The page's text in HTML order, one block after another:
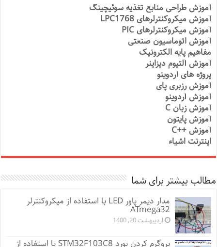
آموزش طراحی منابع تغذیه سوئیچینگ
آموزش میکروکنترلرهای LPC1768
آموزش میکروکنترلرهای PIC
آموزش اتوماسیون صنعتی
مفاهیم پایه الکترونیک
آموزش آلتیوم دیزاینر
پروژه های آردوینو
آموزش رزبری پای
آموزش آردوینو
آموزش زبان C
آموزش پایتون
آموزش ++C
اینترنت اشیاء
مطالب بیشتر برای شما
مدار دیمر پاور LED با استفاده از میکروکنترلر
ATmega32
اردیبهشت 20, 1400
پروگرم کردن بورد STM32F103C8 با استفاده از